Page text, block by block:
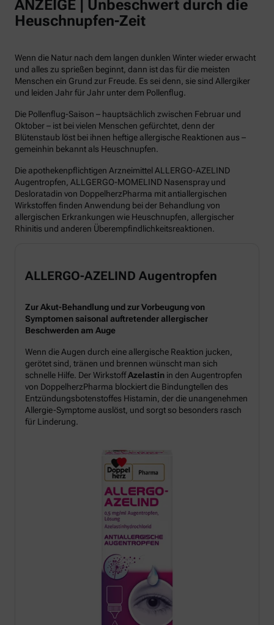
ANZEIGE | Unbeschwert durch die
Heuschnupfen-Zeit
Wenn die Natur nach dem langen dunklen Winter wieder erwacht
und alles zu sprießen beginnt, dann ist das für die meisten
Menschen ein Grund zur Freude. Es sei denn, sie sind Allergiker
und leiden Jahr für Jahr unter dem Pollenflug.
Die Pollenflug-Saison – hauptsächlich zwischen Februar und
Oktober – ist bei vielen Menschen gefürchtet, denn der
Blütenstaub löst bei ihnen heftige allergische Reaktionen aus –
gemeinhin bekannt als Heuschnupfen.
Die apothekenpflichtigen Arzneimittel ALLERGO-AZELIND
Augentropfen, ALLGERGO-MOMELIND Nasenspray und
Desloratadin von DoppelherzPharma mit antiallergischen
Wirkstoffen finden Anwendung bei der Behandlung von
allergischen Erkrankungen wie Heuschnupfen, allergischer
Rhinitis und anderen Überempfindlichkeitsreaktionen.
ALLERGO-AZELIND Augentropfen
Zur Akut-Behandlung und zur Vorbeugung von
Symptomen saisonal auftretender allergischer
Beschwerden am Auge
Wenn die Augen durch eine allergische Reaktion jucken,
gerötet sind, tränen und brennen wünscht man sich
schnelle Hilfe. Der WirkstoffAzelastin in den Augentropfen
von DoppelherzPharma blockiert die Bindungtellen des
Entzündungsbotenstoffes Histamin, der die unangenehmen
Allergie-Symptome auslöst, und sorgt so besonders rasch
für Linderung.